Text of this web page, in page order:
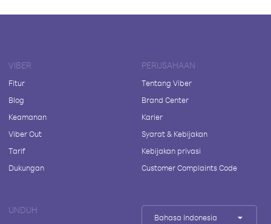
VIBER
Fitur
Blog
Keamanan
Viber Out
Tarif
Dukungan
PERUSAHAAN
Tentang Viber
Brand Center
Karier
Syarat & Kebijakan
Kebijakan privasi
Customer Complaints Code
UNDUH
Bahasa Indonesia